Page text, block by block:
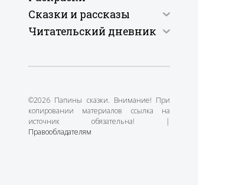
Сказки и рассказы
Читательский дневник
©2026 Папины сказки. Внимание! При
копировании материалов ссылка на
источник обязательна! |
Правообладателям